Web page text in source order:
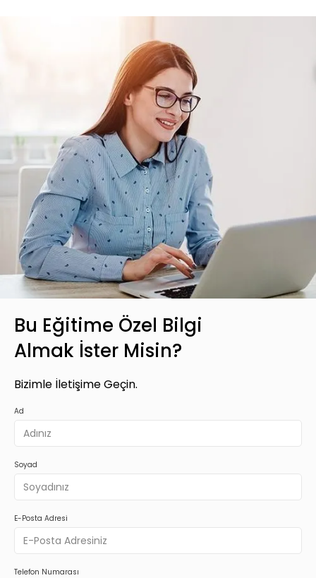
Bu Eğitime Özel Bilgi
Almak İster Misin?
Bizimle İletişime Geçin.
Ad
Soyad
E-Posta Adresi
Telefon Numarası